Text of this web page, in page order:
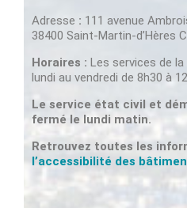
Adresse : 111 avenue
38400 Saint-Martin-d’Hères
Horaires : Les services de
lundi au vendredi de 8h30 à
Le service état civil et
fermé le lundi matin.
Retrouvez toutes les
l’accessibilité des